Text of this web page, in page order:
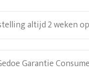
altijd 2 weken
Garantie